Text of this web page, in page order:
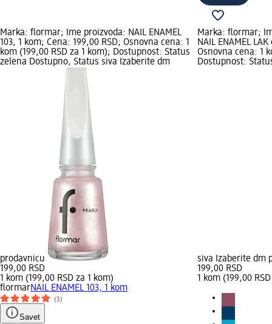
Marka: flormar; Ime proizvoda: NAIL ENAMEL
103, 1 kom; Cena: 199,00 RSD; Osnovna cena: 1
kom (199,00 RSD za 1 kom); Dostupnost: Status
zelena Dostupno, Status siva Izaberite dm
prodavnicu
199,00 RSD
1 kom (199,00 RSD za 1 kom)
flormarNAIL ENAMEL 103, 1 kom
(3)
Savet
Marka: flormar;
NAIL ENAMEL
Osnovna cena: 1
Dostupnost:
siva Izaberite dm
199,00 RSD
1 kom (199,00